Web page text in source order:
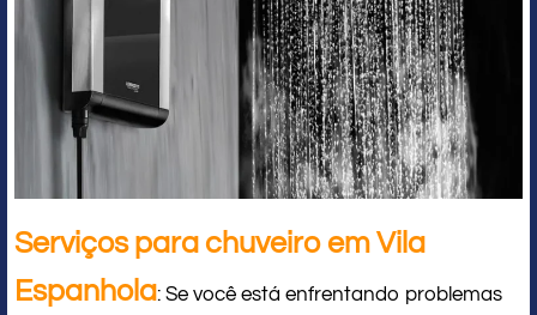
Serviços para chuveiro em Vila
Espanhola: Se você está enfrentando problemas